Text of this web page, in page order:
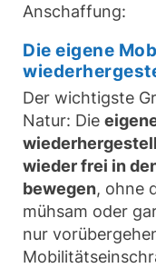
Anschaffung:
Die eigene
Der wichtigste
Natur: Die
wieder frei in
bewegen, ohne
mühsam oder
nur